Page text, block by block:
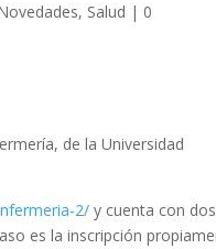
, Salud | 0
de la Universidad
2/ y cuenta con dos
es la inscripción